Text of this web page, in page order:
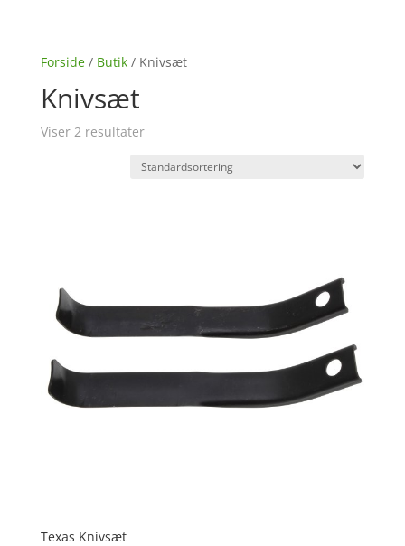
Forside/ Butik/ Knivsæt
Knivsæt
Viser 2 resultater
Texas Knivsæt